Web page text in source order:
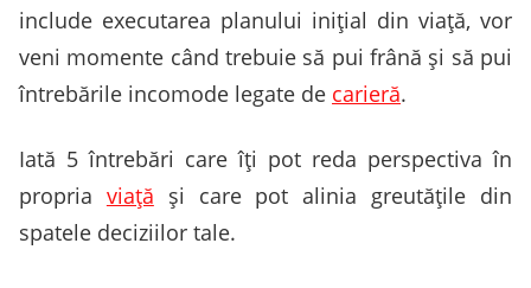
include executarea planului inițial din viață, vor
veni momente când trebuie să pui frână și să pui
întrebările incomode legate de carieră.
Iată 5 întrebări care îți pot reda perspectiva în
propria viață și care pot alinia greutățile din
spatele deciziilor tale.